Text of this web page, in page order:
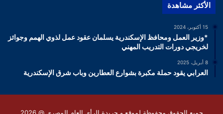
الأكثر مشاهدة
15 أكتوبر، 2024
*وزير العمل ومحافظ الإسكندرية يسلمان عقود عمل لذوي الهمم وجوائز
لخريجي دورات التدريب المهني
8 أبريل، 2025
العرابي يقود حملة مكبرة بشوارع العطارين وباب شرق الإسكندرية